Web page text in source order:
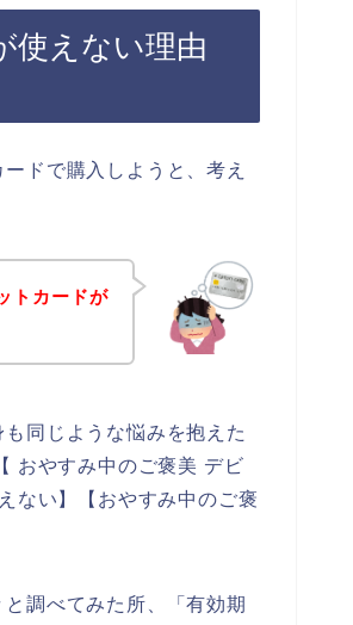
使えない理由
ドで購入しようと、考え
トカードが
同じような悩みを抱えた
おやすみ中のご褒美 デビ
い】【おやすみ中のご褒
調べてみた所、「有効期